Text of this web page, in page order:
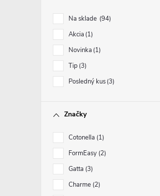
Na sklade 94
Akcia 1
Novinka 1
Tip 3
Posledný kus 3
Značky
Cotonella 1
FormEasy 2
Gatta 3
Charme 2